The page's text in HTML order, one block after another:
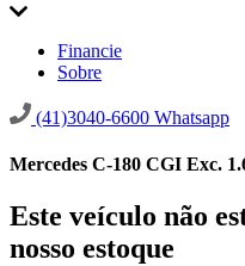
Financie
Sobre
(41)3040-6600 Whatsapp
Mercedes C-180 CGI Exc.
Este veículo não
nosso estoque